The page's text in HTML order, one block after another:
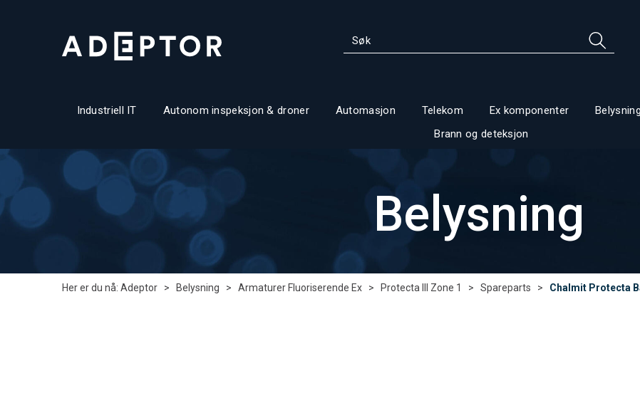
Industriell IT Autonom inspeksjon & droner Automasjon Telekom Ex komponenter Belysning
Brann og deteksjon
Belysning
Her er du nå: Adeptor > Belysning > Armaturer Fluoriserende Ex > Protecta III Zone 1 > Spareparts > Chalmit Protecta